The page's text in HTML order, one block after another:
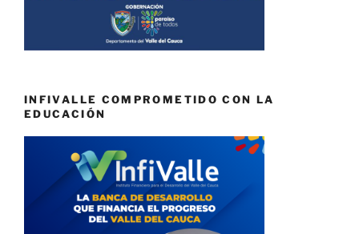
INFIVALLE COMPROMETIDO CON LA
EDUCACIÓN